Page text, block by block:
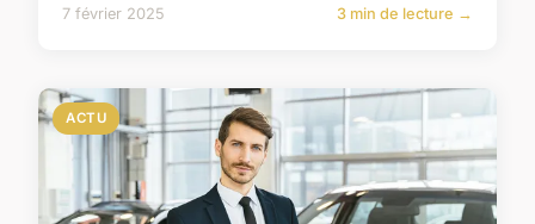
7 février 2025 3 min de lecture →
ACTU